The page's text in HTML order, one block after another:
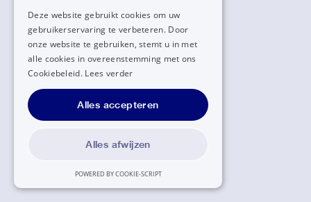
Deze website gebruikt cookies om uw
gebruikerservaring te verbeteren. Door
onze website te gebruiken, stemt u in met
alle cookies in overeenstemming met ons
Cookiebeleid. Lees verder
Alles accepteren
Alles afwijzen
POWERED BY COOKIE-SCRIPT